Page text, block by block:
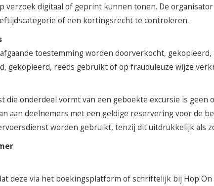
verzoek digitaal of geprint kunnen tonen. De
of een kortingsrecht te controleren.
toestemming worden doorverkocht,
gekopieerd, reeds gebruikt of op frauduleuze wijze
die onderdeel vormt van een geboekte excursie is geen
aan deelnemers met een geldige reservering voor de
worden gebruikt, tenzij dit uitdrukkelijk als
deze via het boekingsplatform of schriftelijk bij Hop